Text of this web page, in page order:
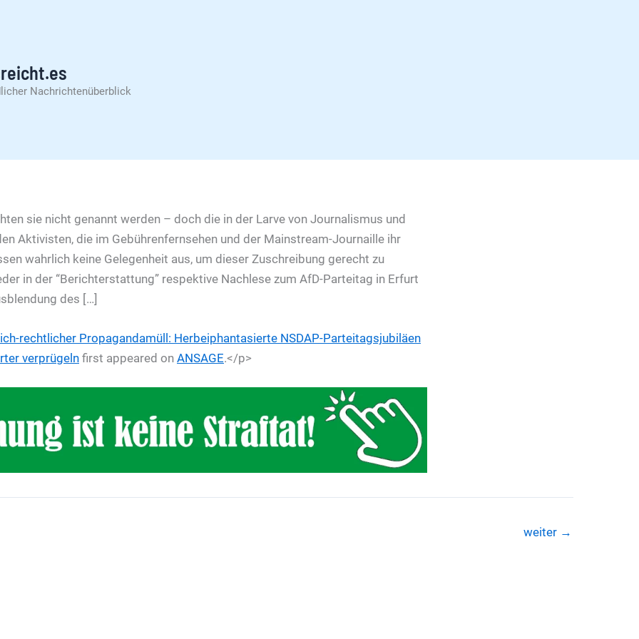
Nachrichtenüberblick
sie nicht genannt werden – doch die in der Larve von Journalismus und
Aktivisten, die im Gebührenfernsehen und der Mainstream-Journaille ihr
wahrlich keine Gelegenheit aus, um dieser Zuschreibung gerecht zu
in der “Berichterstattung” respektive Nachlese zum AfD-Parteitag in Erfurt
des […]
rechtlicher Propagandamüll: Herbeiphantasierte NSDAP-Parteitagsjubiläen
verprügelnfirst appeared on ANSAGE.</p>
weiter →